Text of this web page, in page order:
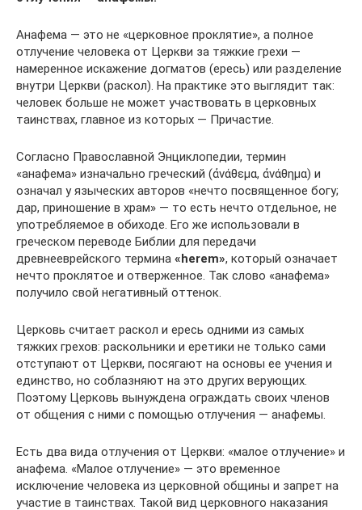
Анафема — это не «церковное проклятие», а полное
отлучение человека от Церкви за тяжкие грехи —
намеренное искажение догматов (ересь) или разделение
внутри Церкви (раскол). На практике это выглядит так:
человек больше не может участвовать в церковных
таинствах, главное из которых — Причастие.
Согласно Православной Энциклопедии, термин
«анафема» изначально греческий (ἀνάθεμα, ἀνάθημα) и
означал у языческих авторов «нечто посвященное богу;
дар, приношение в храм» — то есть нечто отдельное, не
употребляемое в обиходе. Его же использовали в
греческом переводе Библии для передачи
древнееврейского термина «herem», который означает
нечто проклятое и отверженное. Так слово «анафема»
получило свой негативный оттенок.
Церковь считает раскол и ересь одними из самых
тяжких грехов: раскольники и еретики не только сами
отступают от Церкви, посягают на основы ее учения и
единство, но соблазняют на это других верующих.
Поэтому Церковь вынуждена ограждать своих членов
от общения с ними с помощью отлучения — анафемы.
Есть два вида отлучения от Церкви: «малое отлучение» и
анафема. «Малое отлучение» — это временное
исключение человека из церковной общины и запрет на
участие в таинствах. Такой вид церковного наказания